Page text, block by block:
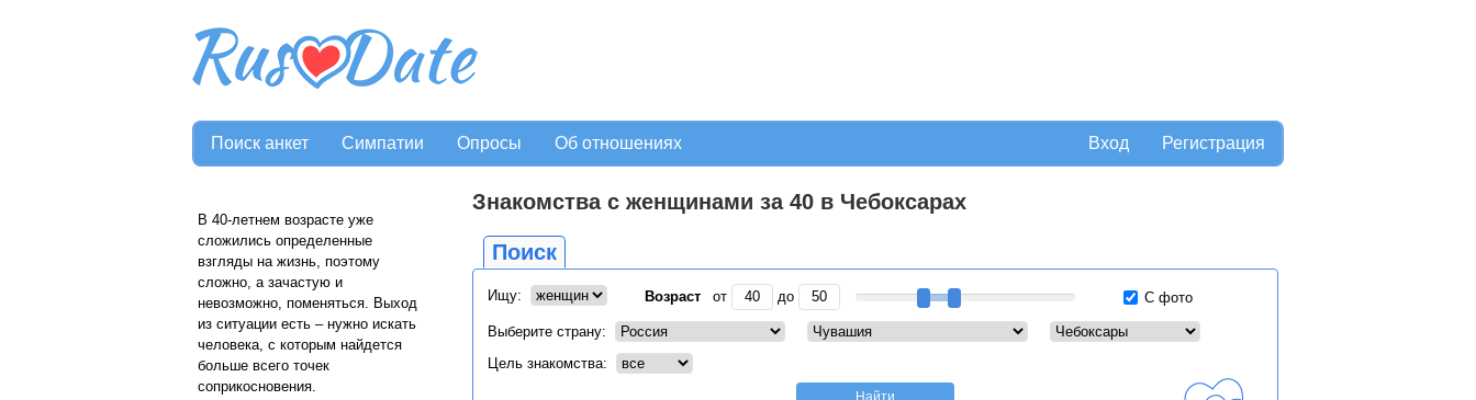
Поиск анкет Симпатии Опросы Об отношениях Регистрация
Вход
В 40-летнем возрасте уже
сложились определенные
взгляды на жизнь, поэтому
сложно, а зачастую и
невозможно, поменяться. Выход
из ситуации есть – нужно искать
человека, с которым найдется
больше всего точек
соприкосновения.
Знакомства с женщинами за 40 в Чебоксарах
Поиск
Ищу: Возраст от до С фото
Выберите страну:
Цель знакомства: